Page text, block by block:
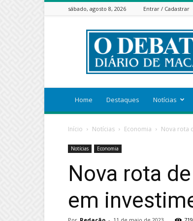
sábado, agosto 8, 2026 Entrar / Cadastrar
ODEBATEON
Home Destaques Notícias
Início Notícias Economia Nova rota
Notícias Economia
Nova rota
em